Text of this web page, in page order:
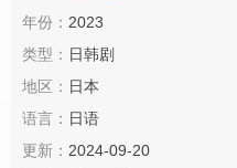
年份： 2023
类型： 日韩剧
地区： 日本
语言： 日语
更新： 2024-09-20